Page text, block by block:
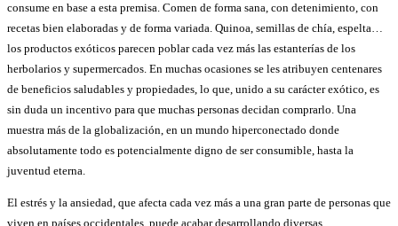
consume en base a esta premisa. Comen de forma sana, con detenimiento, con
recetas bien elaboradas y de forma variada. Quinoa, semillas de chía, espelta…
los productos exóticos parecen poblar cada vez más las estanterías de los
herbolarios y supermercados. En muchas ocasiones se les atribuyen centenares
de beneficios saludables y propiedades, lo que, unido a su carácter exótico, es
sin duda un incentivo para que muchas personas decidan comprarlo. Una
muestra más de la globalización, en un mundo hiperconectado donde
absolutamente todo es potencialmente digno de ser consumible, hasta la
juventud eterna.
El estrés y la ansiedad, que afecta cada vez más a una gran parte de personas que
viven en países occidentales, puede acabar desarrollando diversas